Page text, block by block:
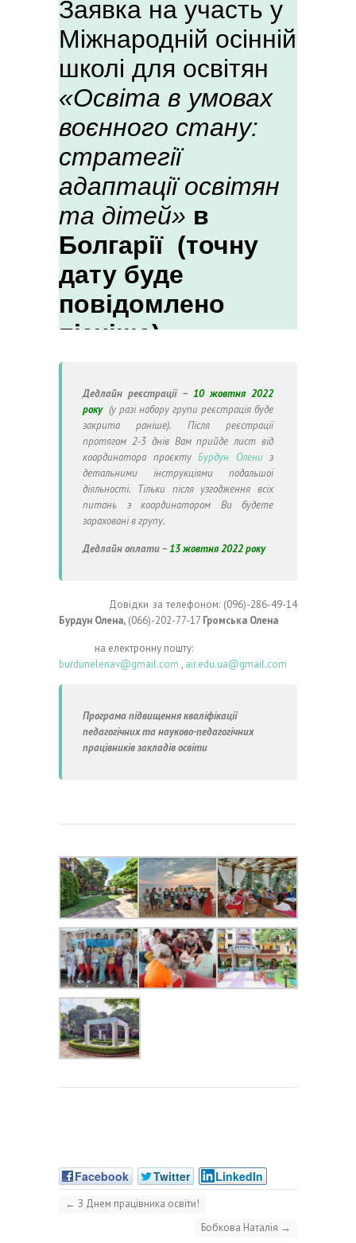
Дедлайн реєстрації – 10 жовтня 2022
року (у разі набору групи реєстрація буде
закрита раніше). Після реєстрації
протягом 2-3 днів Вам прийде лист від
координатора проєкту Бурдун Олениз
детальними інструкціями подальшої
діяльності. Тільки після узгодження всіх
питань з координатором Ви будете
зараховані в групу.
Дедлайн оплати –13 жовтня 2022 року
Довідки за телефоном: (096)-286-49-14
Бурдун Олена, (066)-202-77-17 Громська Олена
на електронну пошту:
burdunelenav@gmail.com , air.edu.ua@gmail.com
Програма підвищення кваліфікації
педагогічних та науково-педагогічних
працівників закладів освіти
Facebook Twitter LinkedIn
← З Днем працівника освіти!
Бобкова Наталія →